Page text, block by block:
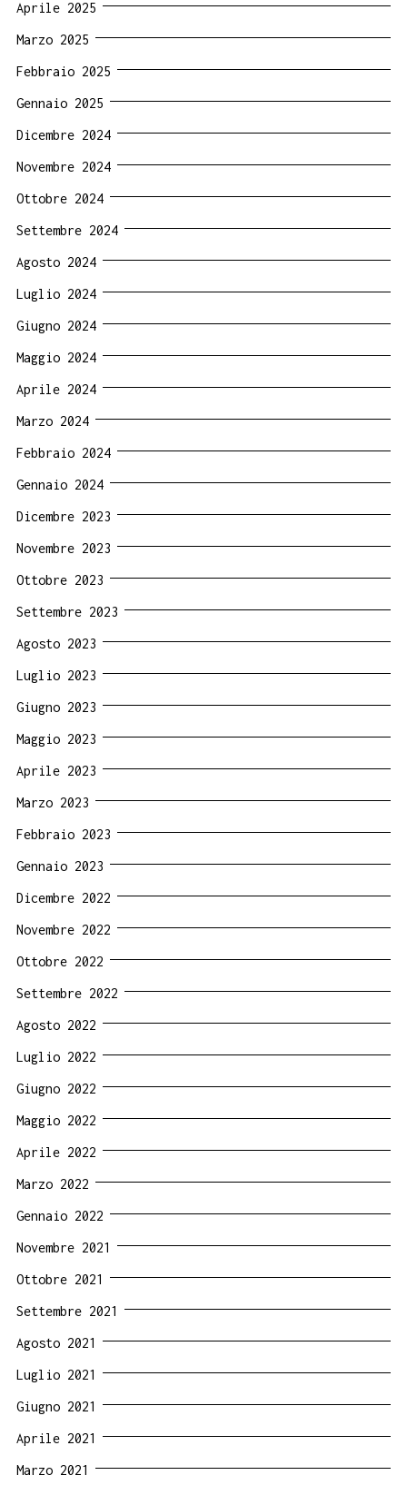
Aprile 2025
Marzo 2025
Febbraio 2025
Gennaio 2025
Dicembre 2024
Novembre 2024
Ottobre 2024
Settembre 2024
Agosto 2024
Luglio 2024
Giugno 2024
Maggio 2024
Aprile 2024
Marzo 2024
Febbraio 2024
Gennaio 2024
Dicembre 2023
Novembre 2023
Ottobre 2023
Settembre 2023
Agosto 2023
Luglio 2023
Giugno 2023
Maggio 2023
Aprile 2023
Marzo 2023
Febbraio 2023
Gennaio 2023
Dicembre 2022
Novembre 2022
Ottobre 2022
Settembre 2022
Agosto 2022
Luglio 2022
Giugno 2022
Maggio 2022
Aprile 2022
Marzo 2022
Gennaio 2022
Novembre 2021
Ottobre 2021
Settembre 2021
Agosto 2021
Luglio 2021
Giugno 2021
Aprile 2021
Marzo 2021